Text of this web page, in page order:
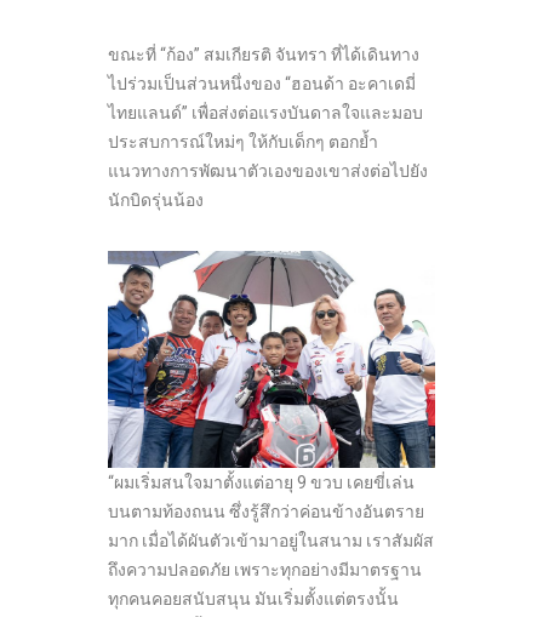
ขณะที่ “ก้อง” สมเกียรติ จันทรา ที่ได้เดินทาง
ไปร่วมเป็นส่วนหนึ่งของ “ฮอนด้า อะคาเดมี่
ไทยแลนด์” เพื่อส่งต่อแรงบันดาลใจและมอบ
ประสบการณ์ใหม่ๆ ให้กับเด็กๆ ตอกย้ำ
แนวทางการพัฒนาตัวเองของเขาส่งต่อไปยัง
นักบิดรุ่นน้อง
“ผมเริ่มสนใจมาตั้งแต่อายุ 9 ขวบ เคยขี่เล่น
บนตามท้องถนน ซึ่งรู้สึกว่าค่อนข้างอันตราย
มาก เมื่อได้ผันตัวเข้ามาอยู่ในสนาม เราสัมผัส
ถึงความปลอดภัย เพราะทุกอย่างมีมาตรฐาน
ทุกคนคอยสนับสนุน มันเริ่มตั้งแต่ตรงนั้น